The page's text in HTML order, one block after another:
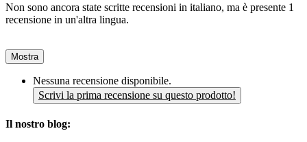
Non sono ancora state scritte recensioni in italiano, ma è presente 1
recensione in un'altra lingua.
Mostra
Nessuna recensione disponibile.
Scrivi la prima recensione su questo prodotto!
Il nostro blog: